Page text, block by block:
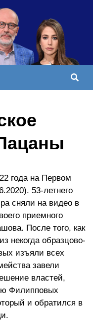
года на Первом
53-летнего
сняли на видео в
приемного
После того, как
некогда образцово-
изъяли всех
завели
властей,
Филипповых
и обратился в